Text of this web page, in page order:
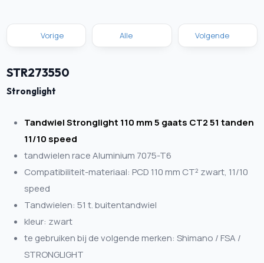
Vorige Alle Volgende
STR273550
Stronglight
Tandwiel Stronglight 110 mm 5 gaats CT2 51 tanden
11/10 speed
tandwielen race Aluminium 7075-T6
Compatibiliteit-materiaal: PCD 110 mm CT² zwart, 11/10
speed
Tandwielen: 51 t. buitentandwiel
kleur: zwart
te gebruiken bij de volgende merken: Shimano / FSA /
STRONGLIGHT